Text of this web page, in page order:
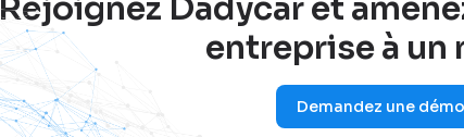
Rejoignez Dadycar et
entreprise à un
Demandez une démo